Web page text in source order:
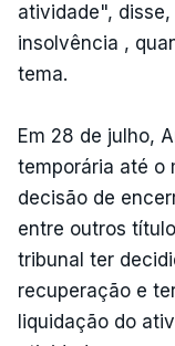
atividade",
insolvência ,
tema.
Em 28 de julho,
temporária até o
decisão de
entre outros
tribunal ter
recuperação e
liquidação do